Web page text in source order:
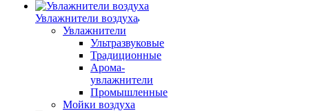
Увлажнители воздуха
Увлажнители
Ультразвуковые
Традиционные
Арома-
увлажнители
Промышленные
Мойки воздуха